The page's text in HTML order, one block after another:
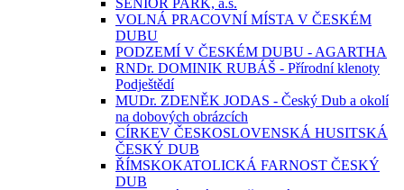
SENIOR PARK, a.s.
VOLNÁ PRACOVNÍ MÍSTA V ČESKÉM
DUBU
PODZEMÍ V ČESKÉM DUBU - AGARTHA
RNDr. DOMINIK RUBÁŠ - Přírodní klenoty
Podještědí
MUDr. ZDENĚK JODAS - Český Dub a okolí
na dobových obrázcích
CÍRKEV ČESKOSLOVENSKÁ HUSITSKÁ
ČESKÝ DUB
ŘÍMSKOKATOLICKÁ FARNOST ČESKÝ
DUB